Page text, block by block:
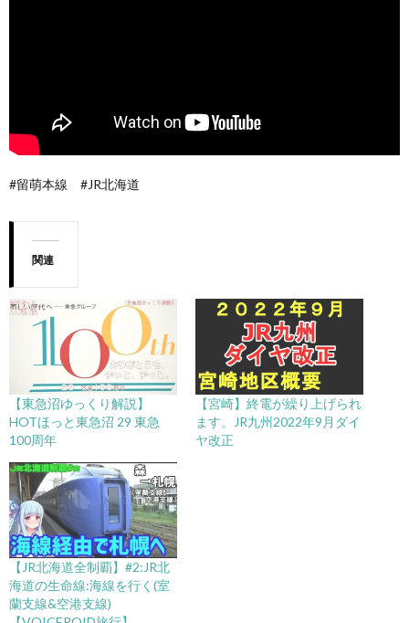
#留萌本線 #JR北海道
関連
【東急沼ゆっくり解説】
HOTほっと東急沼 29 東急
100周年
【宮崎】終電が繰り上げられ
ます。JR九州2022年9月ダイ
ヤ改正
【JR北海道全制覇】#2:JR北
海道の生命線:海線を行く(室
蘭支線&空港支線)